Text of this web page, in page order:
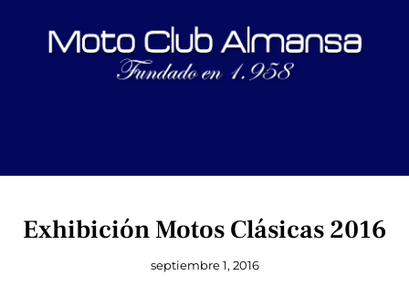
Exhibición Motos Clásicas 2016
septiembre 1, 2016